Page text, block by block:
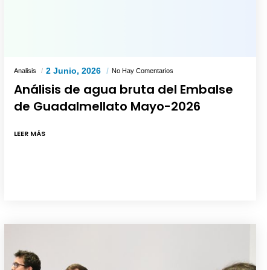
Analisis 2 Junio, 2026 No Hay Comentarios
Análisis de agua bruta del Embalse
de Guadalmellato Mayo-2026
LEER MÁS